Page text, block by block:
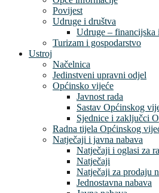
Povijest
Udruge i društva
Udruge – financijska
Turizam i gospodarstvo
Ustroj
Načelnica
Jedinstveni upravni odjel
Općinsko vijeće
Javnost rada
Sastav Općinskog
Sjednice i zaključci
Radna tijela Općinskog
Natječaji i javna nabava
Natječaji i oglasi za
Natječaji
Natječaji za prodaju
Jednostavna nabava